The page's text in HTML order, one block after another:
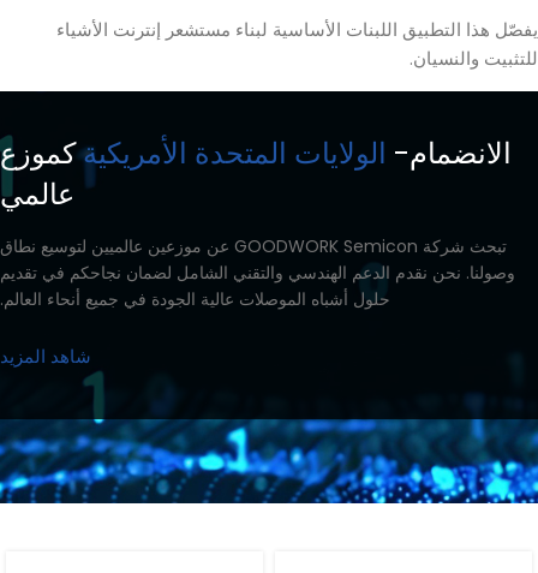
يفصّل هذا التطبيق اللبنات الأساسية لبناء مستشعر إنترنت الأشياء
للتثبيت والنسيان.
الانضمام- الولايات المتحدة الأمريكيةكموزع
عالمي
تبحث شركة GOODWORK Semicon عن موزعين عالميين لتوسيع نطاق
وصولنا. نحن نقدم الدعم الهندسي والتقني الشامل لضمان نجاحكم في تقديم
حلول أشباه الموصلات عالية الجودة في جميع أنحاء العالم.
شاهد المزيد